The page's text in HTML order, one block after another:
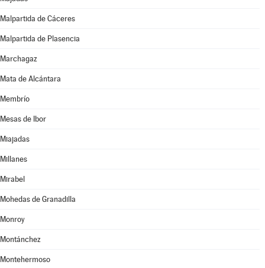
Malpartida de Cáceres
Malpartida de Plasencia
Marchagaz
Mata de Alcántara
Membrío
Mesas de Ibor
Miajadas
Millanes
Mirabel
Mohedas de Granadilla
Monroy
Montánchez
Montehermoso